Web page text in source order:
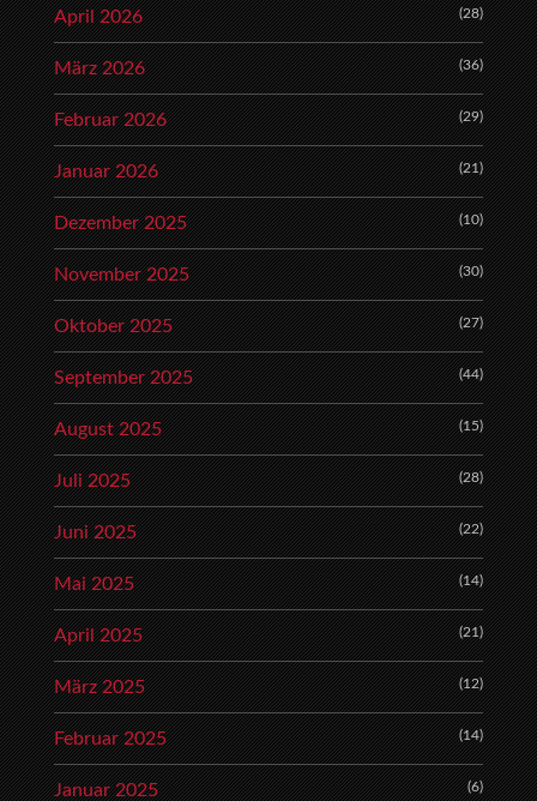
April 2026 (28)
März 2026 (36)
Februar 2026 (29)
Januar 2026 (21)
Dezember 2025 (10)
November 2025 (30)
Oktober 2025 (27)
September 2025 (44)
August 2025 (15)
Juli 2025 (28)
Juni 2025 (22)
Mai 2025 (14)
April 2025 (21)
März 2025 (12)
Februar 2025 (14)
Januar 2025 (6)